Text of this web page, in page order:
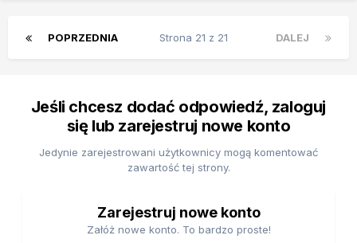
POPRZEDNIA DALEJ
Strona 21 z 21
Jeśli chcesz dodać odpowiedź, zaloguj
się lub zarejestruj nowe konto
Jedynie zarejestrowani użytkownicy mogą komentować
zawartość tej strony.
Zarejestruj nowe konto
Załóż nowe konto. To bardzo proste!